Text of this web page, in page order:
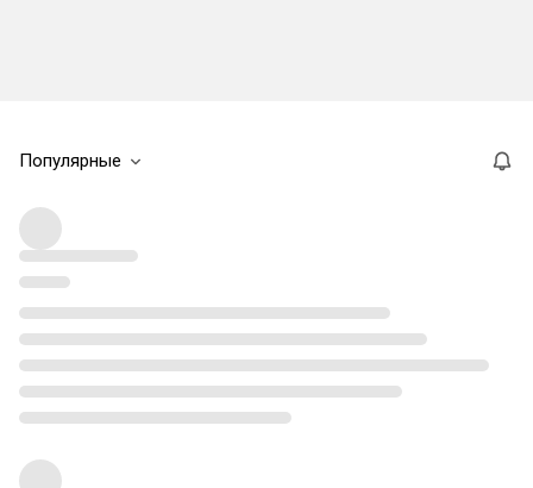
Популярные